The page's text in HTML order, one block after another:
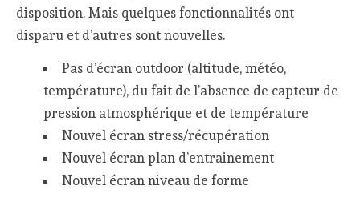
disposition. Mais quelques fonctionnalités ont
disparu et d’autres sont nouvelles.
Pas d’écran outdoor (altitude, météo,
température), du fait de l’absence de capteur de
pression atmosphérique et de température
Nouvel écran stress/récupération
Nouvel écran plan d’entrainement
Nouvel écran niveau de forme